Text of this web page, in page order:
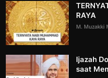
RAYA
M. Muzakki
Ijazah
saat